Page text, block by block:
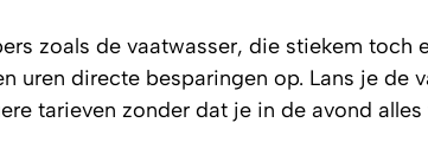
zoals de vaatwasser, die stiekem toch
uren directe besparingen op. Lans je de
tarieven zonder dat je in de avond